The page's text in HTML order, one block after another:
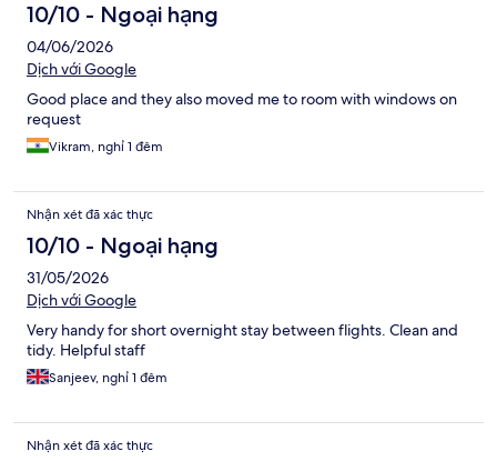
10/10 - Ngoại hạng
04/06/2026
Dịch với Google
Good place and they also moved me to room with windows on
request
Vikram, nghỉ 1 đêm
Nhận xét đã xác thực
10/10 - Ngoại hạng
31/05/2026
Dịch với Google
Very handy for short overnight stay between flights. Clean and
tidy. Helpful staff
Sanjeev, nghỉ 1 đêm
Nhận xét đã xác thực